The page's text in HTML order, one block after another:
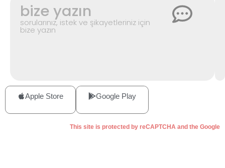
bize yazın
sorularınız, istek ve şikayetleriniz için
bize yazın
Apple Store Google Play
This site is protected by reCAPTCHA and the Google